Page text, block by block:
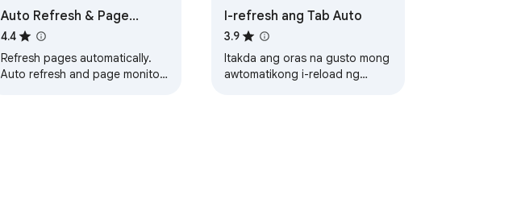
Auto Refresh & Page
Monitor
4.4
Refresh pages automatically.
Auto refresh and page monitor
I-refresh ang Tab Auto
3.9
Itakda ang oras na gusto mong
awtomatikong i-reload ng